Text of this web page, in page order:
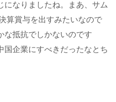
になりましたね。まあ、サム
算賞与を出すみたいなので
な抵抗でしかないのです
国企業にすべきだったなとち